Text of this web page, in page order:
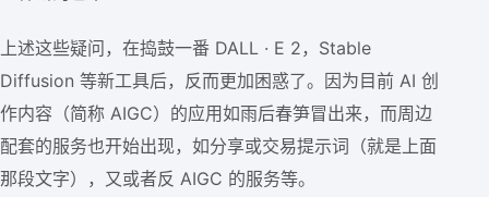
上述这些疑问，在捣鼓一番 DALL · E 2，Stable
Diffusion 等新工具后，反而更加困惑了。因为目前 AI 创
作内容（简称 AIGC）的应用如雨后春笋冒出来，而周边
配套的服务也开始出现，如分享或交易提示词（就是上面
那段文字），又或者反 AIGC 的服务等。